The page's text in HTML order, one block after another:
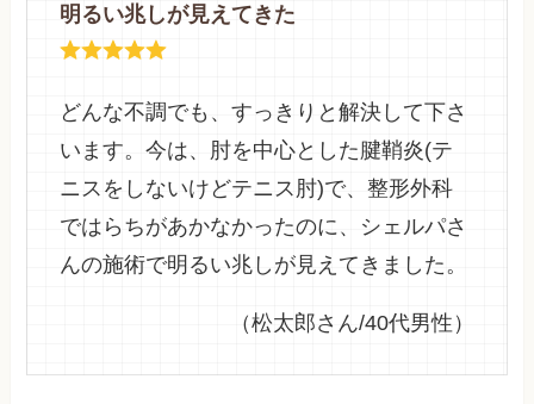
明るい兆しが見えてきた
どんな不調でも、すっきりと解決して下さ
います。今は、肘を中心とした腱鞘炎(テ
ニスをしないけどテニス肘)で、整形外科
ではらちがあかなかったのに、シェルパさ
んの施術で明るい兆しが見えてきました。
（松太郎さん/40代男性）